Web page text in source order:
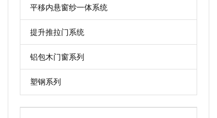
平移内悬窗纱一体系统
提升推拉门系统
铝包木门窗系列
塑钢系列